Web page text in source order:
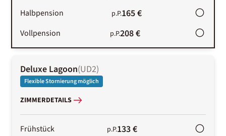
Halbpension p.P.165 €
Vollpension p.P.208 €
Deluxe Lagoon(UD2)
Flexible Stornierung möglich
ZIMMERDETAILS
Frühstück p.P.133 €